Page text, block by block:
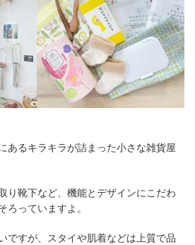
あるキラキラが詰まった小さな雑貨屋
り靴下など、機能とデザインにこだわ
ろっていますよ。
ですが、スタイや肌着などは上質で品